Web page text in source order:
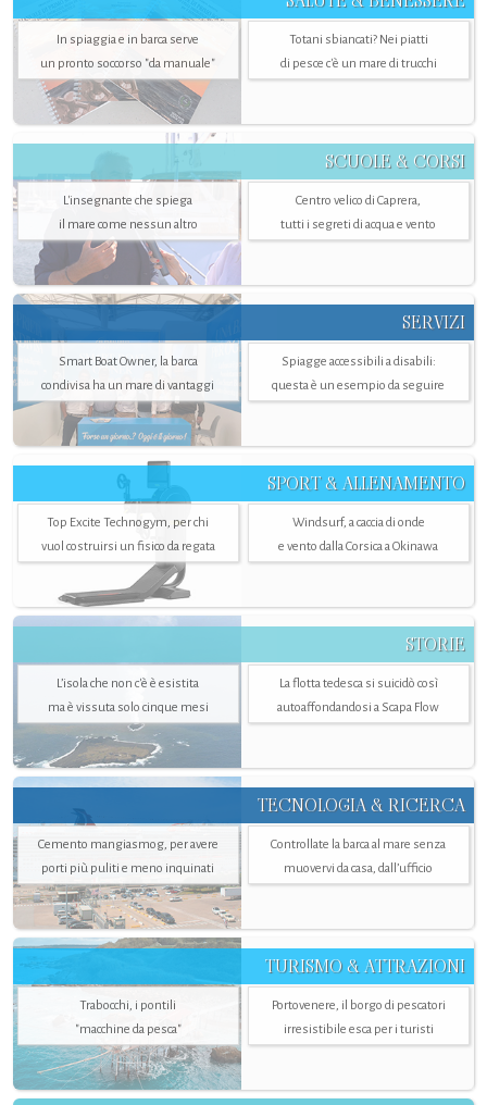
In spiaggia e in barca serve
un pronto soccorso "da manuale"
Totani sbiancati? Nei piatti
di pesce c'è un mare di trucchi
SCUOLE & CORSI
L'insegnante che spiega
il mare come nessun altro
Centro velico di Caprera,
tutti i segreti di acqua e vento
SERVIZI
Smart Boat Owner, la barca
condivisa ha un mare di vantaggi
Spiagge accessibili a disabili:
questa è un esempio da seguire
SPORT & ALLENAMENTO
Top Excite Technogym, per chi
vuol costruirsi un fisico da regata
Windsurf, a caccia di onde
e vento dalla Corsica a Okinawa
STORIE
L’isola che non c'è è esistita
ma è vissuta solo cinque mesi
La flotta tedesca si suicidò così
autoaffondandosi a Scapa Flow
TECNOLOGIA & RICERCA
Cemento mangiasmog, per avere
porti più puliti e meno inquinati
Controllate la barca al mare senza
muovervi da casa, dall’ufficio
TURISMO & ATTRAZIONI
Trabocchi, i pontili
"macchine da pesca"
Portovenere, il borgo di pescatori
irresistibile esca per i turisti